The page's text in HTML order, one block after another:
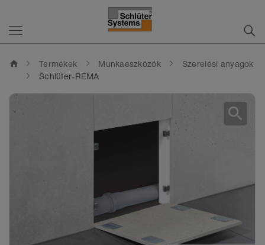
home Termékek Munkaeszközök
Szerelési anyagok
Schlüter-REMA
search